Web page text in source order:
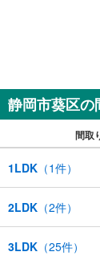
静岡市葵区の
間取
1LDK （1件）
2LDK （2件）
3LDK （25件）